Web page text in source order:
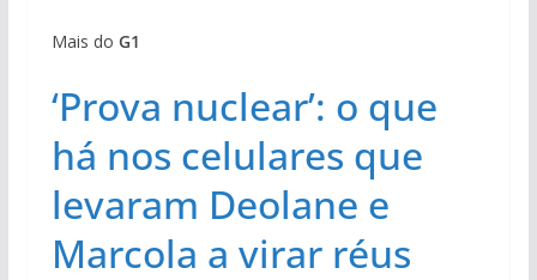
Mais do G1
‘Prova nuclear’: o que
há nos celulares que
levaram Deolane e
Marcola a virar réus